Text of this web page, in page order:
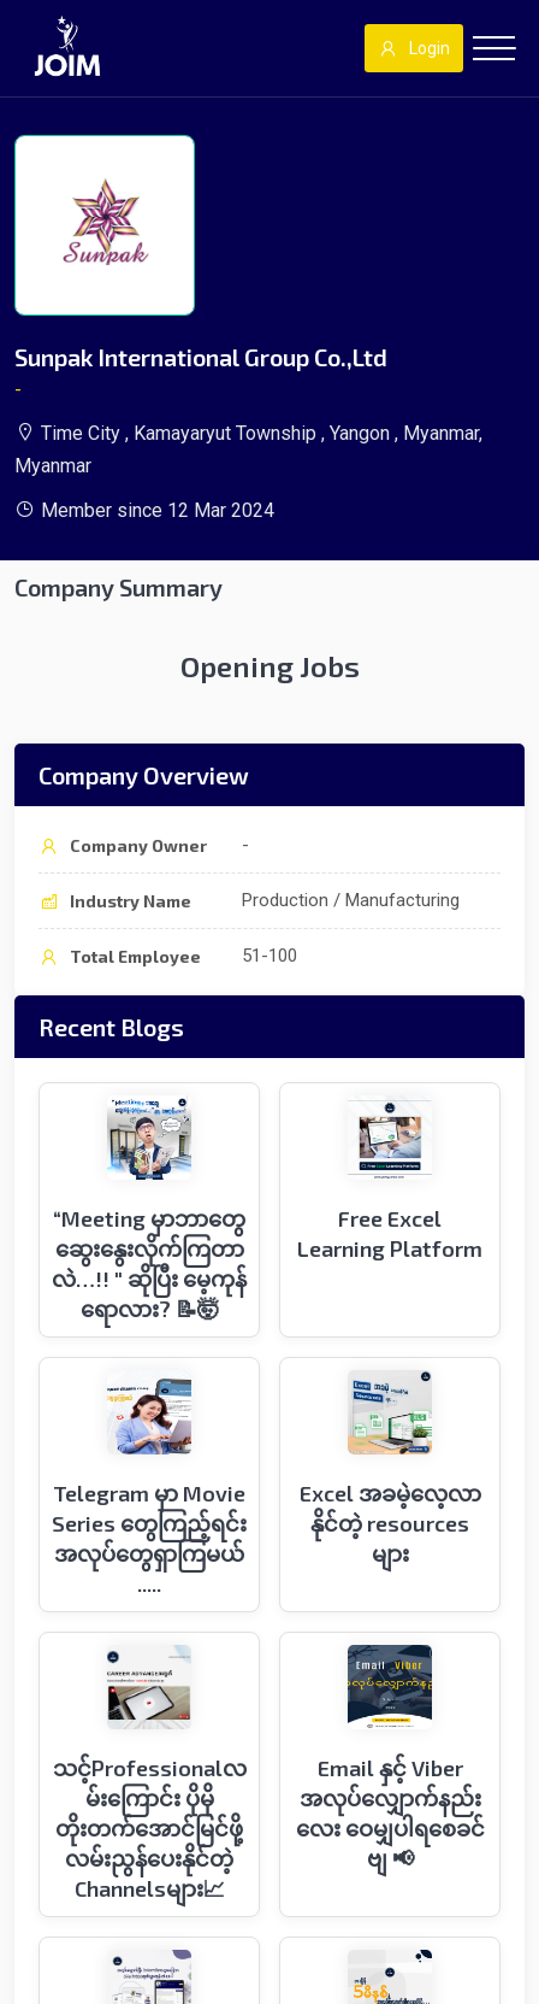
Login
Sunpak International Group Co.,Ltd
-
Time City , Kamayaryut Township , Yangon , Myanmar,
Myanmar
Member since 12 Mar 2024
Company Summary
Opening Jobs
Company Overview
Company Owner -
Industry Name Production / Manufacturing
Total Employee 51-100
Recent Blogs
“Meeting မှာဘာတွေ
ဆွေးနွေးလိုက်ကြတာ
လဲ…!! " ဆိုပြီး မေ့ကုန်
ရောလား? 📝🤯
Free Excel
Learning Platform
Telegram မှာ Movie
Series တွေကြည့်ရင်း
အလုပ်တွေရှာကြမယ်
.....
Excel အခမဲ့လေ့လာ
နိုင်တဲ့ resources
များ
သင့်Professionalလ
မ်းကြောင်း ပိုမို
တိုးတက်အောင်မြင်ဖို့
လမ်းညွန်ပေးနိုင်တဲ့
Channelsများ📈
Email နှင့် Viber
အလုပ်လျှောက်နည်း
လေး ဝေမျှပါရစေခင်
ဗျ 📢